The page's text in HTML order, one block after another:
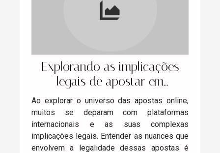
Explorando as implicações
legais de apostar em
plataformas internacionais
Ao explorar o universo das apostas online,
muitos se deparam com plataformas
internacionais e as suas complexas
implicações legais. Entender as nuances que
envolvem a legalidade dessas apostas é